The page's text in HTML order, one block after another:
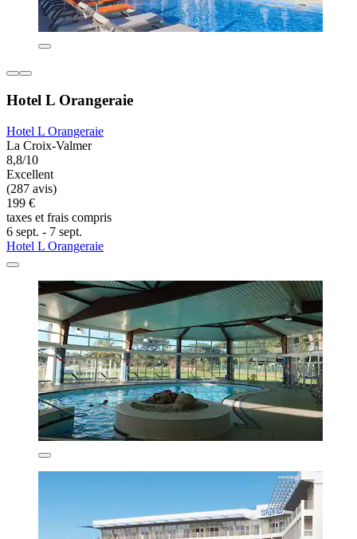
Hotel L Orangeraie
Hotel L Orangeraie
La Croix-Valmer
8,8/10
Excellent
(287 avis)
199 €
taxes et frais compris
6 sept. - 7 sept.
Hotel L Orangeraie